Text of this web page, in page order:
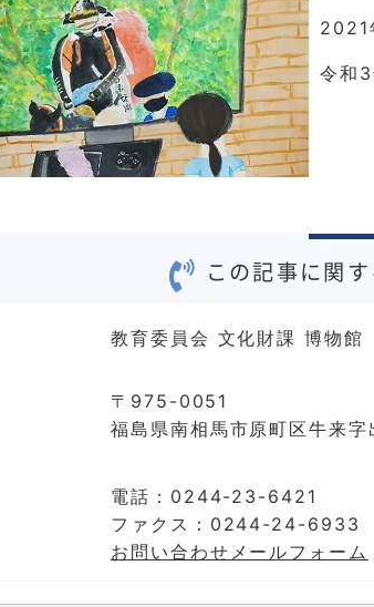
2021
令和
この記事に関
教育委員会 文化財課 博物館
〒975-0051
福島県南相馬市原町区牛来
電話：0244-23-6421
ファクス：0244-24-6933
お問い合わせメールフォーム